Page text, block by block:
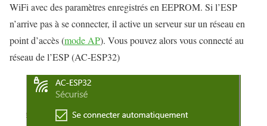
WiFi avec des paramètres enregistrés en EEPROM. Si l’ESP
n’arrive pas à se connecter, il active un serveur sur un réseau en
point d’accès (mode AP). Vous pouvez alors vous connecté au
réseau de l’ESP (AC-ESP32)